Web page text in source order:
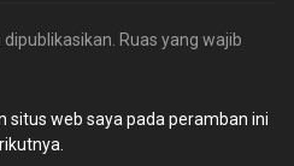
Ruas yang wajib
situs web saya pada peramban ini